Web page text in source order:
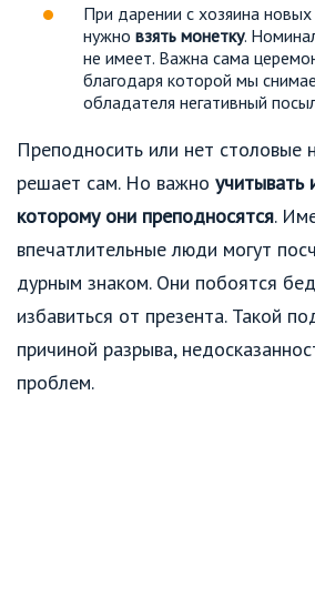
При дарении с хозяина
нужно взять монетку.
не имеет. Важна сама
благодаря которой мы
обладателя негативный
Преподносить или нет
решает сам. Но важно учитывать
которому они преподносятся.
впечатлительные люди могут
дурным знаком. Они побоятся
избавиться от презента. Такой
причиной разрыва,
проблем.